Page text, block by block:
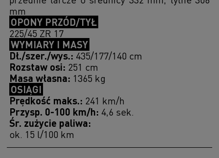
mm
OPONY PRZÓD/TYŁ
225/45 ZR 17
WYMIARY I MASY
Dł./szer./wys.: 435/177/140 cm
Rozstaw osi: 251 cm
Masa własna: 1365 kg
OSIĄGI
Prędkość maks.: 241 km/h
Przysp. 0-100 km/h: 4,6 sek.
Śr. zużycie paliwa:
ok. 15 l/100 km